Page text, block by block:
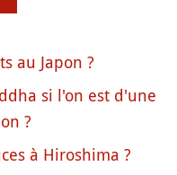
au Japon ?
si l'on est d'une
?
à Hiroshima ?